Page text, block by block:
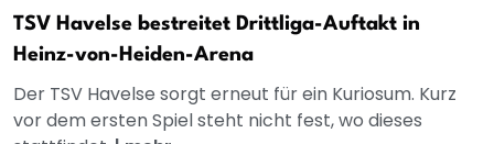
TSV Havelse bestreitet Drittliga-Auftakt in
Heinz-von-Heiden-Arena
Der TSV Havelse sorgt erneut für ein Kuriosum. Kurz
vor dem ersten Spiel steht nicht fest, wo dieses